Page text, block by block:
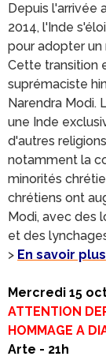
Depuis l'arrivée
2014, l'Inde
pour adopter
Cette transition
suprémaciste
Narendra Modi.
une Inde
d'autres
notamment la
minorités
chrétiens ont
Modi, avec des
et des
> En savoir plus
Mercredi 15
ATTENTION
HOMMAGE A
Arte - 21h